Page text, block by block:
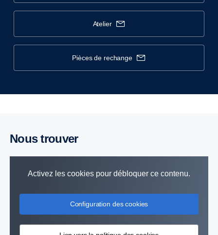
atelier
pièces de rechange
Nous trouver
Activez les cookies pour débloquer ce contenu.
Configuration des cookies